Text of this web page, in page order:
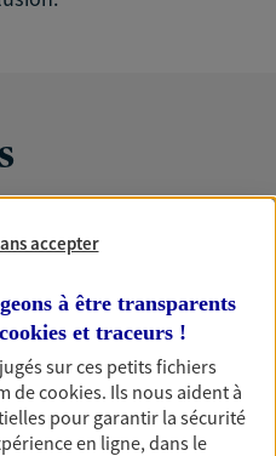
les
et les
des indépendants. Nous
cohérentes pour
mais aussi
accepter
à être transparents
cookies et traceurs !
sur ces petits fichiers
decookies. Ils nous aident à
pour garantir la sécurité
en ligne, dans le